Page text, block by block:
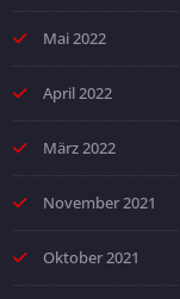
Mai 2022
April 2022
März 2022
November 2021
Oktober 2021